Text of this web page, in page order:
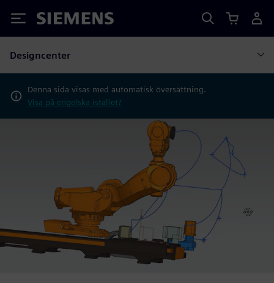
Siemens
Designcenter
Denna sida visas med automatisk översättning.
Visa på engelska istället?